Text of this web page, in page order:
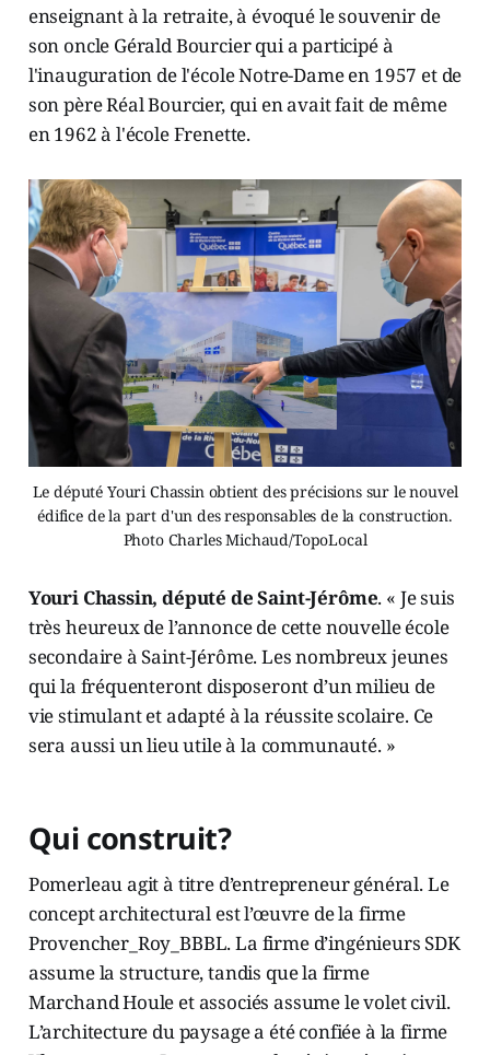
enseignant à la retraite, à évoqué le souvenir de
son oncle Gérald Bourcier qui a participé à
l'inauguration de l'école Notre-Dame en 1957 et de
son père Réal Bourcier, qui en avait fait de même
en 1962 à l'école Frenette.
Le député Youri Chassin obtient des précisions sur le nouvel
édifice de la part d'un des responsables de la construction.
Photo Charles Michaud/TopoLocal
Youri Chassin, député de Saint-Jérôme. « Je suis
très heureux de l’annonce de cette nouvelle école
secondaire à Saint-Jérôme. Les nombreux jeunes
qui la fréquenteront disposeront d’un milieu de
vie stimulant et adapté à la réussite scolaire. Ce
sera aussi un lieu utile à la communauté. »
Qui construit?
Pomerleau agit à titre d’entrepreneur général. Le
concept architectural est l’œuvre de la firme
Provencher_Roy_BBBL. La firme d’ingénieurs SDK
assume la structure, tandis que la firme
Marchand Houle et associés assume le volet civil.
L’architecture du paysage a été confiée à la firme